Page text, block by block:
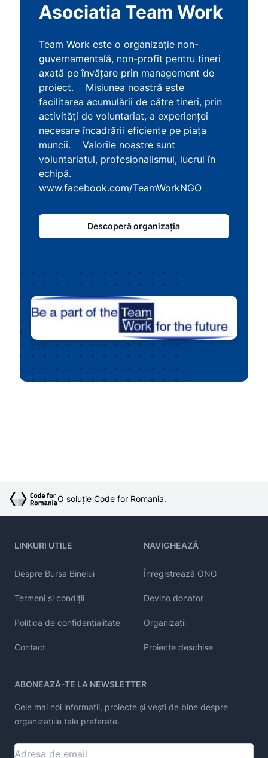
Asociatia Team Work
Team Work este o organizaţie non-
guvernamentală, non-profit pentru tineri
axată pe învăţare prin management de
proiect. Misiunea noastră este
facilitarea acumulării de către tineri, prin
activităţi de voluntariat, a experienţei
necesare încadrării eficiente pe piaţa
muncii. Valorile noastre sunt
voluntariatul, profesionalismul, lucrul în
echipă.
www.facebook.com/TeamWorkNGO
Descoperă organizația
O soluție Code for Romania.
LINKURI UTILE
Despre Bursa Binelui
Termeni și condiții
Politica de confidențialitate
Contact
NAVIGHEAZĂ
Înregistrează ONG
Devino donator
Organizații
Proiecte deschise
ABONEAZĂ-TE LA NEWSLETTER
Cele mai noi informații, proiecte și vești de bine despre
organizațiile tale preferate.